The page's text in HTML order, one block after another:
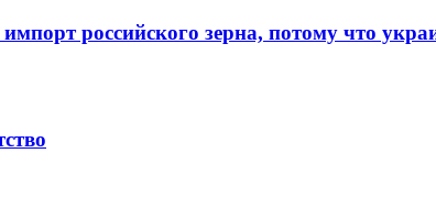
российского зерна, потому что